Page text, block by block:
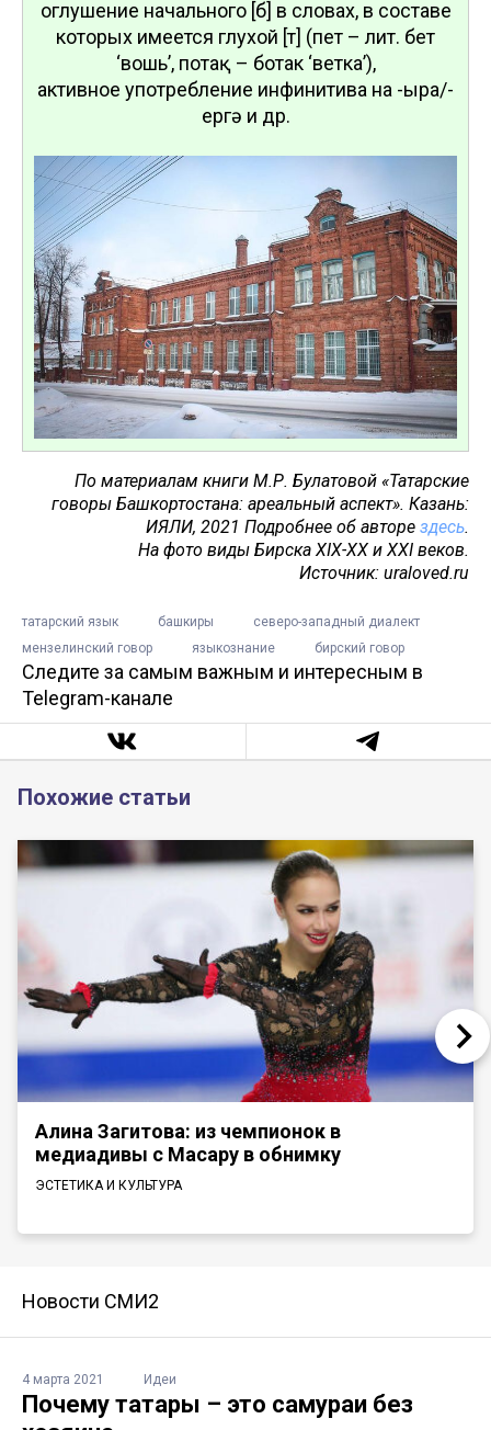
оглушение начального [б] в словах, в составе
которых имеется глухой [т] (пет – лит. бет
‘вошь’, потақ – ботак ‘ветка’),
активное употребление инфинитива на -ырға/-
ергә и др.
По материалам книги М.Р. Булатовой «Татарские
говоры Башкортостана: ареальный аспект». Казань:
ИЯЛИ, 2021 Подробнее об авторе здесь.
На фото виды Бирска XIX-XX и XXI веков.
Источник: uraloved.ru
татарский язык башкиры
северо-западный диалект
мензелинский говор
языкознание бирский говор
Следите за самым важным и интересным в
Telegram-канале
Похожие статьи
Алина Загитова: из чемпионок в
медиадивы с Масару в обнимку
ЭСТЕТИКА И КУЛЬТУРА
Новости СМИ2
4 марта 2021 Идеи
Почему татары – это самураи без